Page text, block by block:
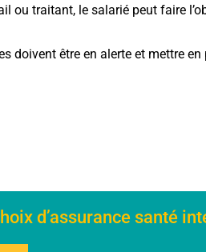
ou traitant, le salarié peut faire
doivent être en alerte et mettre en
d’assurance santé